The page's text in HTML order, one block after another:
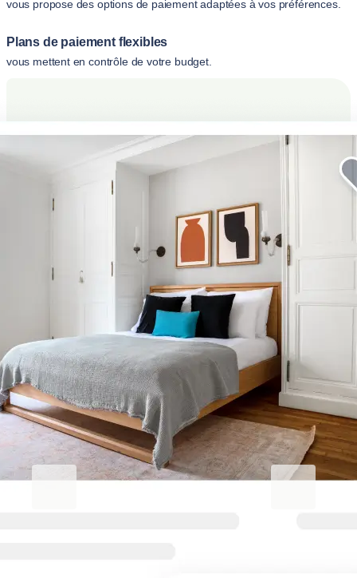
vous propose des options de paiement adaptées à vos préférences.
Plans de paiement flexibles
vous mettent en contrôle de votre budget.
Améliorez votre séjour
professionnel.